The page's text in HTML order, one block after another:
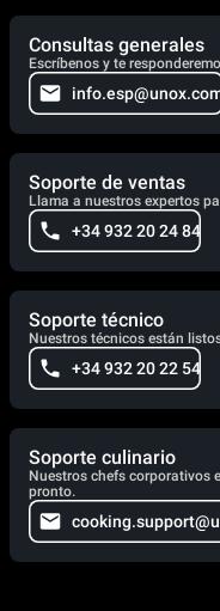
Consultas generales
Escríbenos y te
Soporte de ventas
Llama a nuestros expertos
+34 932 20 24 84
Soporte técnico
Nuestros técnicos están
+34 932 20 22 54
Soporte culinario
Nuestros chefs corporativos
pronto.